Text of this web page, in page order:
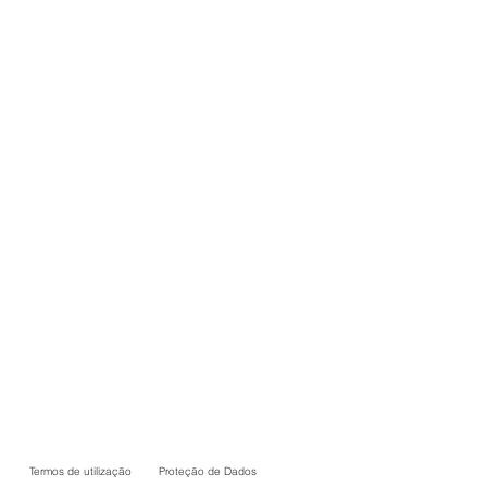
Termos de utilização Proteção de Dados